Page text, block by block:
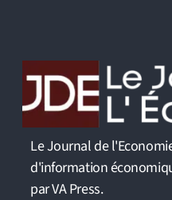
Le Journal de
d'information
par VA Press.